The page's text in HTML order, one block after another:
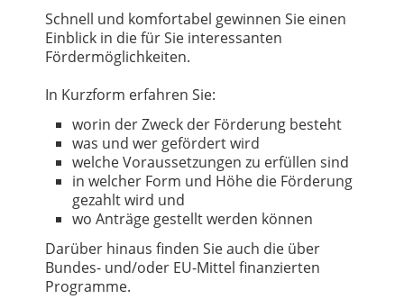
Schnell und komfortabel gewinnen Sie einen
Einblick in die für Sie interessanten
Fördermöglichkeiten.
In Kurzform erfahren Sie:
worin der Zweck der Förderung besteht
was und wer gefördert wird
welche Voraussetzungen zu erfüllen sind
in welcher Form und Höhe die Förderung
gezahlt wird und
wo Anträge gestellt werden können
Darüber hinaus finden Sie auch die über
Bundes- und/oder EU-Mittel finanzierten
Programme.